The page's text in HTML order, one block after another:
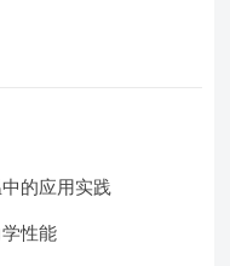
的应用实践
性能